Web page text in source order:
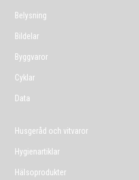
Belysning
Bildelar
Byggvaror
Cyklar
Data
Husgeråd och vitvaror
Hygienartiklar
Hälsoprodukter